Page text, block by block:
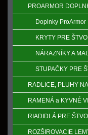
PROARMOR
Doplnky ProArmor
KRYTY PRE
NÁRAZNÍKY A
STUPAČKY PRE
RADLICE, PLUHY
RAMENÁ a KYVNÉ
RIADIDLÁ PRE
ROZŠIROVACIE